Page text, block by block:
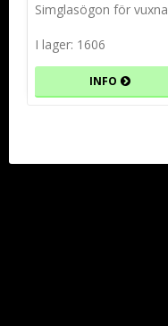
Simglasögon för vuxna
I lager: 1606
INFO